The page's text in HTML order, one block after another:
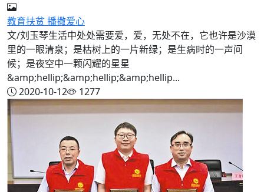
教育扶贫 播撒爱心
文/刘玉琴生活中处处需要爱，爱，无处不在，它也许是沙漠
里的一眼清泉；是枯树上的一片新绿；是生病时的一声问
候；是夜空中一颗闪耀的星星
&amp;hellip;&amp;hellip;&amp;hellip...
2020-10-12
1277